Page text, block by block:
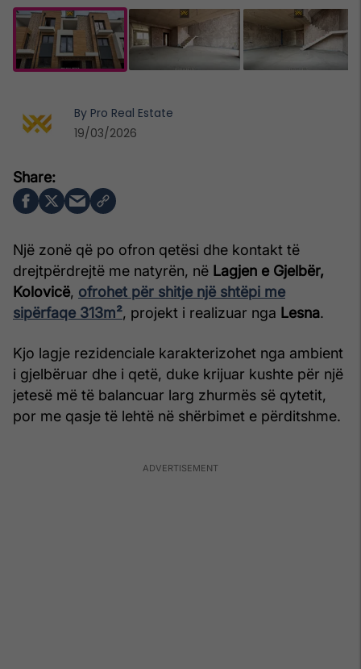
Një zonë që po ofron qetësi dhe kontakt të
drejtpërdrejtë me natyrën, në Lagjen e Gjelbër,
Kolovicë, ofrohet për shitje një shtëpi me
sipërfaqe 313m², projekt i realizuar nga Lesna.
Kjo lagje rezidenciale karakterizohet nga ambient
i gjelbëruar dhe i qetë, duke krijuar kushte për një
jetesë më të balancuar larg zhurmës së qytetit,
por me qasje të lehtë në shërbimet e përditshme.
By Pro Real Estate
19/03/2026